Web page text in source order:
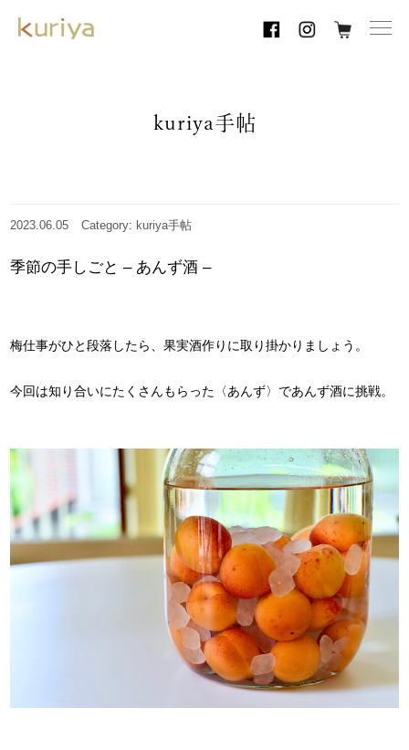
kuriya手帖
2023.06.05 Category: kuriya手帖
季節の手しごと – あんず酒 –
梅仕事がひと段落したら、果実酒作りに取り掛かりましょう。
今回は知り合いにたくさんもらった〈あんず〉であんず酒に挑戦。